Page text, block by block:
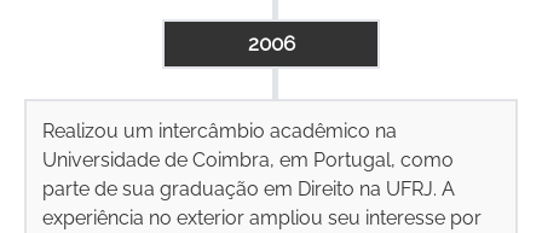
2006
Realizou um intercâmbio acadêmico na
Universidade de Coimbra, em Portugal, como
parte de sua graduação em Direito na UFRJ. A
experiência no exterior ampliou seu interesse por